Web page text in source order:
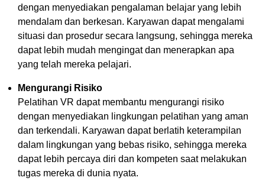
dengan menyediakan pengalaman belajar yang lebih
mendalam dan berkesan. Karyawan dapat mengalami
situasi dan prosedur secara langsung, sehingga mereka
dapat lebih mudah mengingat dan menerapkan apa
yang telah mereka pelajari.
Mengurangi Risiko
Pelatihan VR dapat membantu mengurangi risiko
dengan menyediakan lingkungan pelatihan yang aman
dan terkendali. Karyawan dapat berlatih keterampilan
dalam lingkungan yang bebas risiko, sehingga mereka
dapat lebih percaya diri dan kompeten saat melakukan
tugas mereka di dunia nyata.